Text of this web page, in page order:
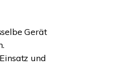
Gerät
und